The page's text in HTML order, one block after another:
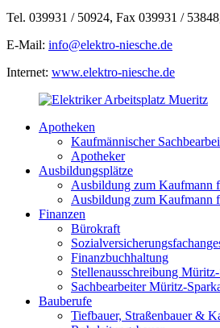
Tel. 039931 / 50924, Fax 039931 /
E-Mail: info@elektro-niesche.de
Internet: www.elektro-niesche.de
Apotheken
Kaufmännischer
Apotheker
Ausbildungsplätze
Ausbildung zum Kaufmann
Ausbildung zum Kaufmann
Finanzen
Bürokraft
Finanzbuchhaltung
Stellenausschreibung
Sachbearbeiter Müritz-
Bauberufe
Tiefbauer, Straßenbauer &